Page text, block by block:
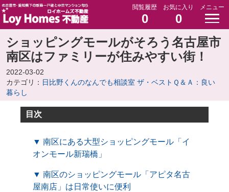
閲覧履歴
0
お気に入り
0
メニュー
ショッピングモールがそろう名古屋市
南区はファミリーが住みやすい街！
2022-03-02
カテゴリ： 日比野くんのなんでも相談室 ザ・ベストＱ＆Ａ：良い
暮らし
目次
▼ 南区にある大型ショッピングモール「イ
オンモール新瑞橋」
▼ 南区のショッピングモール「アピタ名古
屋南店」は日常使いに便利